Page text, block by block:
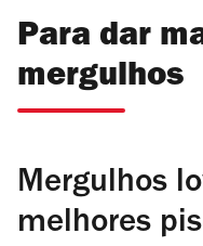
Para dar
mergulhos
Mergulhos
melhores